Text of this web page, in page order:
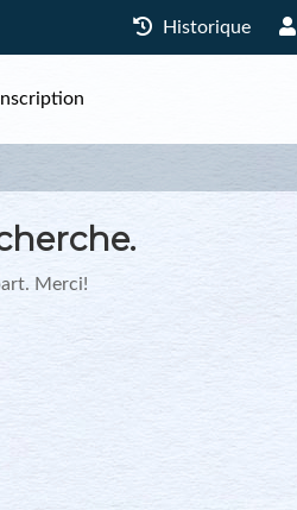
Historique
Inscription
Merci!